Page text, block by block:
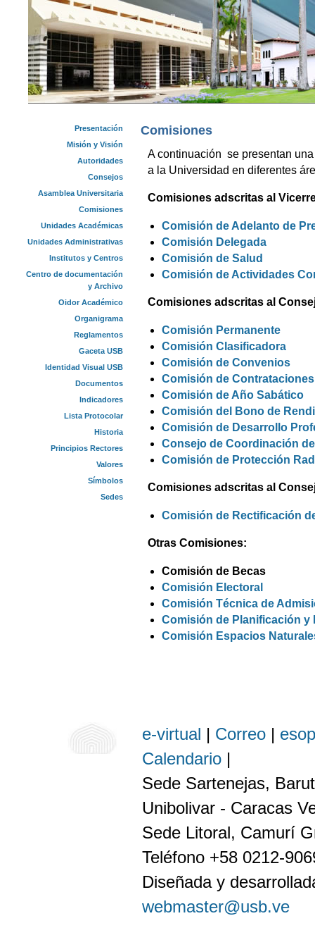
Comisiones
A continuación se presentan
a la Universidad en diferentes
Comisiones adscritas al
Comisión de Adelanto de
Comisión Delegada
Comisión de Salud
Comisión de Actividades
Comisiones adscritas al
Comisión Permanente
Comisión Clasificadora
Comisión de Convenios
Comisión de Contrataciones
Comisión de Año Sabático
Comisión del Bono de
Comisión de Desarrollo
Consejo de Coordinación
Comisión de Protección
Comisiones adscritas al
Comisión de Rectificación
Otras Comisiones:
Comisión de Becas
Comisión Electoral
Comisión Técnica de
Comisión de Planificación y
Comisión Espacios
Presentación
Misión y Visión
Autoridades
Consejos
Asamblea Universitaria
Comisiones
Unidades Académicas
Unidades Administrativas
Institutos y Centros
Centro de documentación
y Archivo
Oidor Académico
Organigrama
Reglamentos
Gaceta USB
Identidad Visual USB
Documentos
Indicadores
Lista Protocolar
Historia
Principios Rectores
Valores
Símbolos
Sedes
e-virtual | Correo|
Calendario|
Sede Sartenejas,
Unibolivar - Caracas
Sede Litoral, Camurí
Teléfono +58 0212-
Diseñada y
webmaster@usb.ve